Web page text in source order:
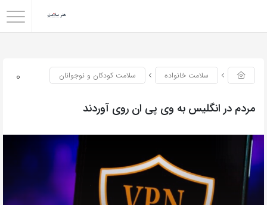
0 سلامت خانواده سلامت کودکان و نوجوانان
مردم در انگلیس به وی پی ان روی آوردند